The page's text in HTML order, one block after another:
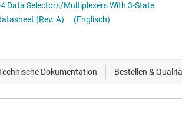
Data Selectors/Multiplexers With 3-State
(Rev. A)
(Englisch)